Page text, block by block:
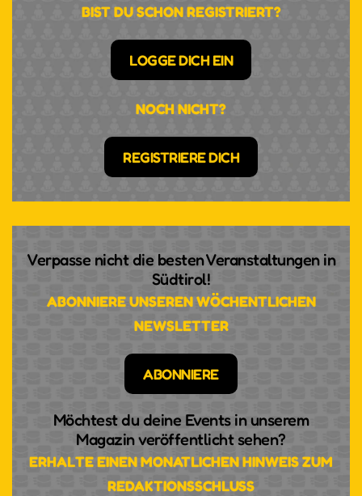
TEMPO UND RHYTHMUS,
PASSION UND PRESSING -
BIST DU SCHON REGISTRIERT?
LOGGE DICH EIN
NOCH NICHT?
REGISTRIERE DICH
Verpasse nicht die besten Veranstaltungen in
Südtirol!
ABONNIERE UNSEREN WÖCHENTLICHEN
NEWSLETTER
ABONNIERE
Möchtest du deine Events in unserem
Magazin veröffentlicht sehen?
ERHALTE EINEN MONATLICHEN HINWEIS ZUM
REDAKTIONSSCHLUSS